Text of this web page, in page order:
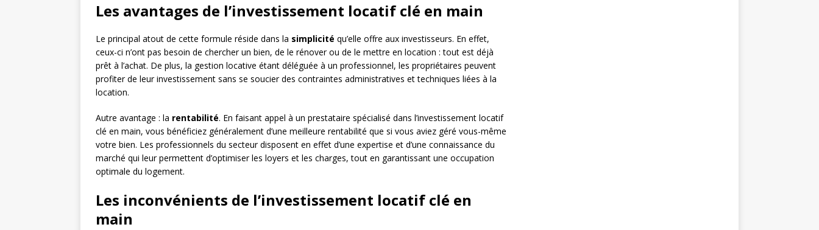
Les avantages de l’investissement locatif clé en main
Le principal atout de cette formule réside dans la simplicité qu’elle offre aux investisseurs. En effet,
ceux-ci n’ont pas besoin de chercher un bien, de le rénover ou de le mettre en location : tout est déjà
prêt à l’achat. De plus, la gestion locative étant déléguée à un professionnel, les propriétaires peuvent
profiter de leur investissement sans se soucier des contraintes administratives et techniques liées à la
location.
Autre avantage : la rentabilité. En faisant appel à un prestataire spécialisé dans l’investissement locatif
clé en main, vous bénéficiez généralement d’une meilleure rentabilité que si vous aviez géré vous-même
votre bien. Les professionnels du secteur disposent en effet d’une expertise et d’une connaissance du
marché qui leur permettent d’optimiser les loyers et les charges, tout en garantissant une occupation
optimale du logement.
Les inconvénients de l’investissement locatif clé en
main